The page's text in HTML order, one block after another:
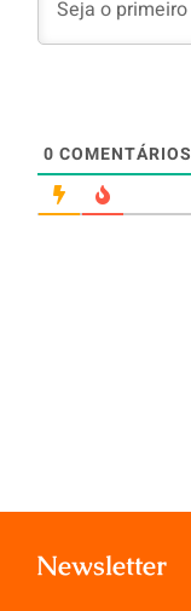
0 COMENTÁRIOS
Newsletter